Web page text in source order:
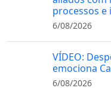
processos e
6/08/2026
VÍDEO:
emociona
6/08/2026